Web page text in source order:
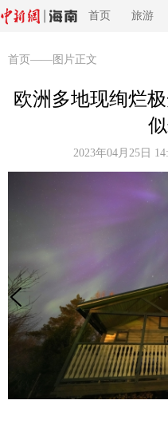
首页 旅游
首页 ——图片正文
欧洲多地现绚烂
2023年04月25日